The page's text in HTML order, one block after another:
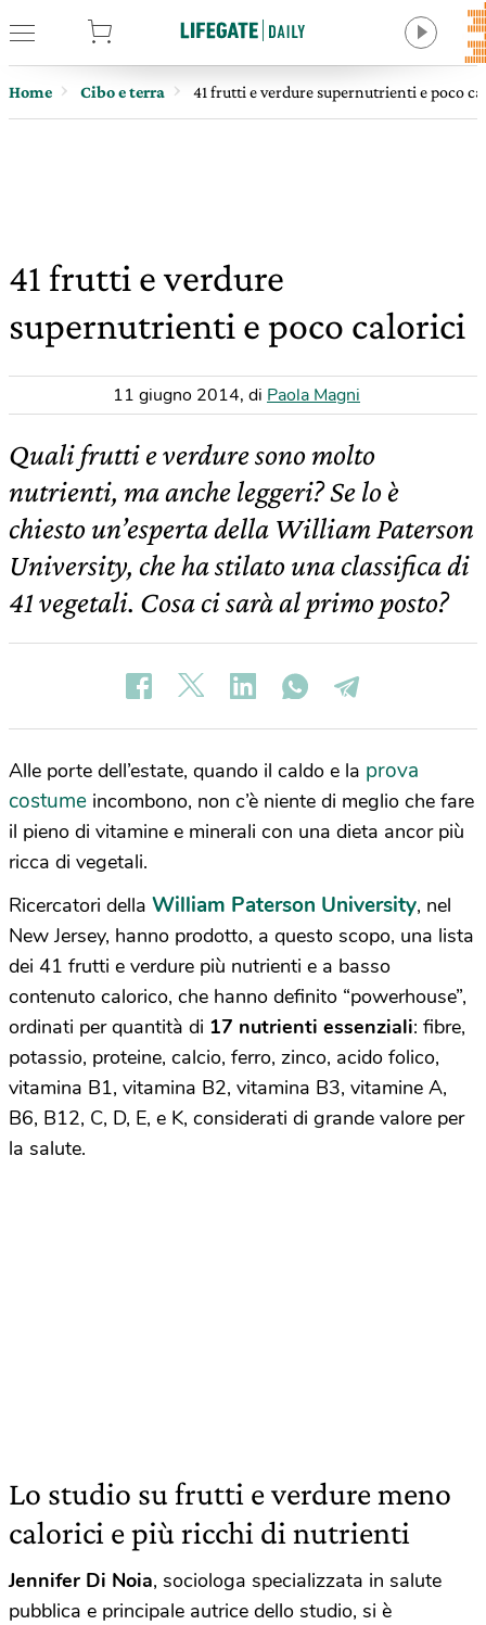
Home Cibo e terra 41 frutti e verdure supernutrienti e poco
41 frutti e verdure
supernutrienti e poco calorici
11 giugno 2014, di Paola Magni
Quali frutti e verdure sono molto
nutrienti, ma anche leggeri? Se lo è
chiesto un’esperta della William Paterson
University, che ha stilato una classifica di
41 vegetali. Cosa ci sarà al primo posto?
Alle porte dell’estate, quando il caldo e la prova
costume incombono, non c’è niente di meglio che fare
il pieno di vitamine e minerali con una dieta ancor più
ricca di vegetali.
Ricercatori della William Paterson University, nel
New Jersey, hanno prodotto, a questo scopo, una lista
dei 41 frutti e verdure più nutrienti e a basso
contenuto calorico, che hanno definito “powerhouse”,
ordinati per quantità di 17 nutrienti essenziali: fibre,
potassio, proteine, calcio, ferro, zinco, acido folico,
vitamina B1, vitamina B2, vitamina B3, vitamine A,
B6, B12, C, D, E, e K, considerati di grande valore per
la salute.
Lo studio su frutti e verdure meno
calorici e più ricchi di nutrienti
Jennifer Di Noia, sociologa specializzata in salute
pubblica e principale autrice dello studio, si è